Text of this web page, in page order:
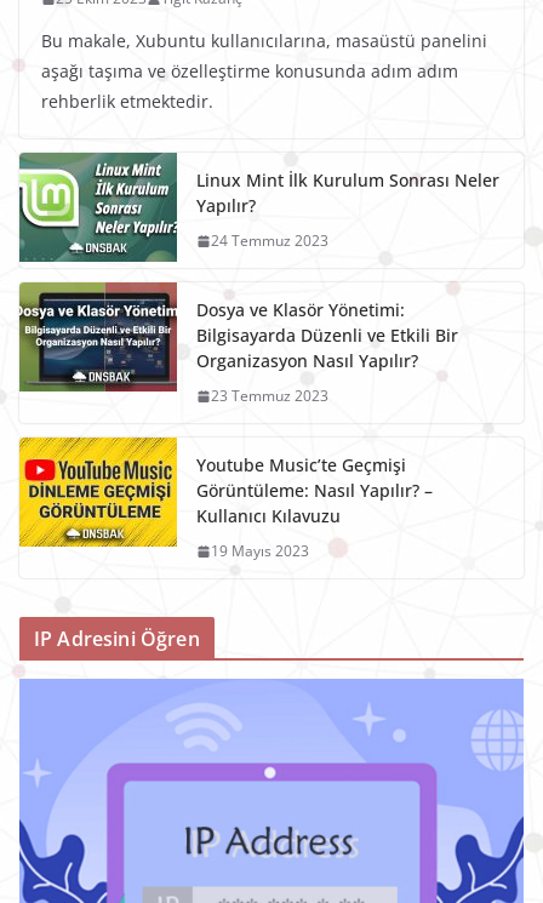
Bu makale, Xubuntu kullanıcılarına, masaüstü panelini
aşağı taşıma ve özelleştirme konusunda adım adım
rehberlik etmektedir.
Linux Mint İlk Kurulum Sonrası Neler
Yapılır?
24 Temmuz 2023
Dosya ve Klasör Yönetimi:
Bilgisayarda Düzenli ve Etkili Bir
Organizasyon Nasıl Yapılır?
23 Temmuz 2023
Youtube Music’te Geçmişi
Görüntüleme: Nasıl Yapılır? –
Kullanıcı Kılavuzu
19 Mayıs 2023
IP Adresini Öğren